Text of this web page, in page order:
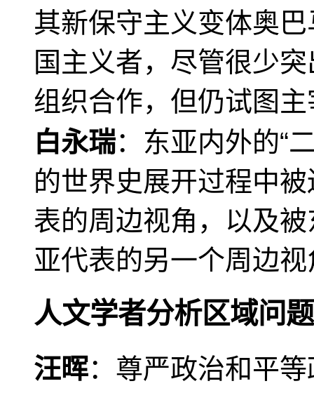
其新保守主义变体奥
国主义者，尽管很少
组织合作，但仍试图
白永瑞：东亚内外的“
的世界史展开过程中
表的周边视角，以及
亚代表的另一个周边视
人文学者分析区域问题
汪晖：尊严政治和平